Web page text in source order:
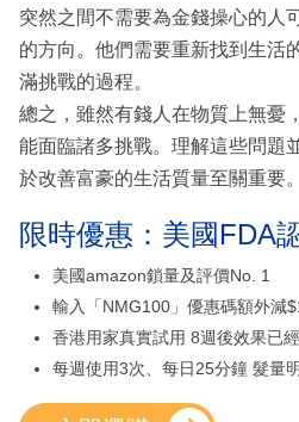
突然之間不需要為金錢操心的人
的方向。他們需要重新找到生活
滿挑戰的過程。
總之，雖然有錢人在物質上無憂
能面臨諸多挑戰。理解這些問題
於改善富豪的生活質量至關重要。
限時優惠：美國FDA
美國amazon鎖量及評價No. 1
輸入「NMG100」優惠碼額外減
香港用家真實試用 8週後效果已
每週使用3次、每日25分鐘 髮量